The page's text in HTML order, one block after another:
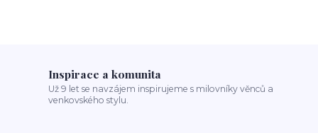
Inspirace a komunita
Už 9 let se navzájem inspirujeme s milovníky věnců a
venkovského stylu.